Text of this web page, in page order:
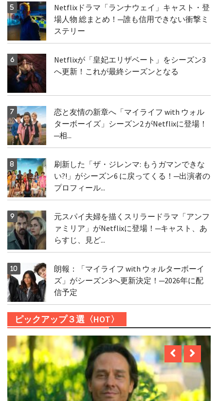
Netflixドラマ「ランナウェイ」キャスト・登
場人物 総まとめ！─誰も信用できない衝撃ミ
ステリー
Netflixが「皇妃エリザベート」をシーズン3
へ更新！これが最終シーズンとなる
恋と友情の新章へ「マイライフ with ウォル
ターボーイズ」シーズン2 がNetflixに登場！
─相...
刷新した「ザ・ジレンマ: もうガマンできな
い?!」がシーズン6 に戻ってくる！─出演者の
プロフィール...
元スパイ夫婦を描くスリラードラマ「アンフ
ァミリア」がNetflixに登場！─キャスト、あ
らすじ、見ど...
朗報：「マイライフ with ウォルターボーイ
ズ」がシーズン3へ更新決定！─2026年に配
信予定
ピックアップ３選〈HOT〉